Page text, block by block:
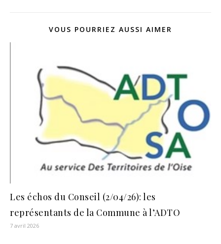
VOUS POURRIEZ AUSSI AIMER
Les échos du Conseil (2/04/26): les
représentants de la Commune à l’ADTO
7 avril 2026